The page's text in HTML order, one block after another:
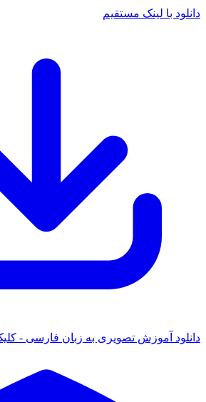
با لینک مستقیم
آموزش تصویری به زبان فارسی - کلیک کنید